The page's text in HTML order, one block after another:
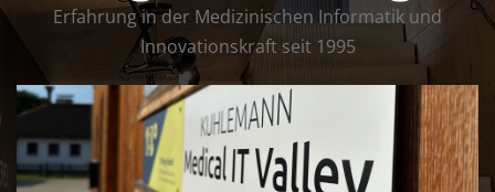
Erfahrung in der Medizinischen Informatik und
Innovationskraft seit 1995